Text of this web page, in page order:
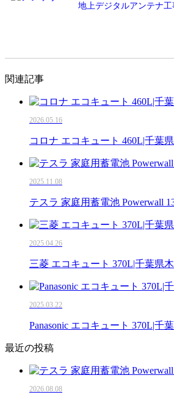
地上デジタルアンテナ
関連記事
2026.05.16
コロナ エコキュート 460L|千葉
2025.11.08
テスラ 家庭用蓄電池 Powerwall
2025.04.26
三菱 エコキュート 370L|千葉県
2025.03.22
Panasonic エコキュート 370L|千
最近の投稿
2026.08.08